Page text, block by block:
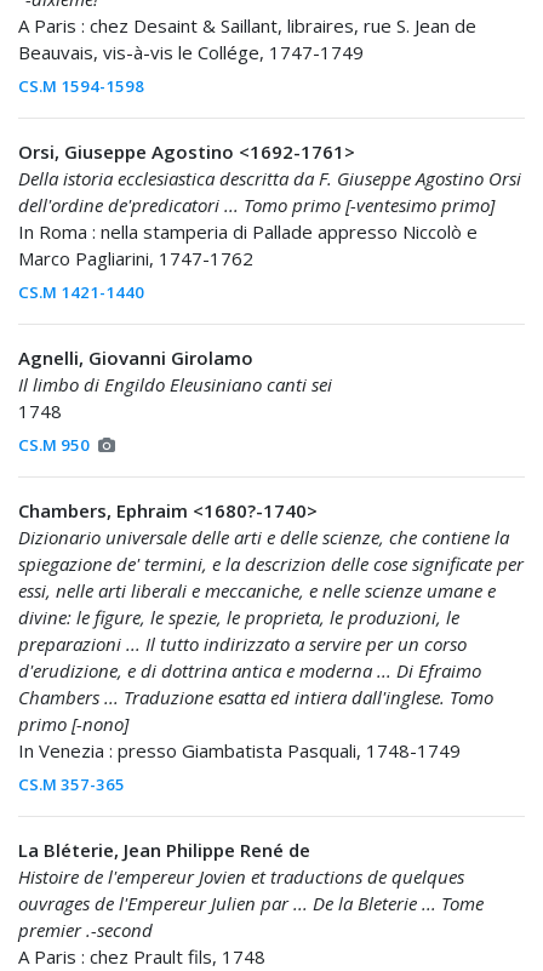
A Paris : chez Desaint & Saillant, libraires, rue S. Jean de
Beauvais, vis-à-vis le Collége, 1747-1749
CS.M 1594-1598
Orsi, Giuseppe Agostino <1692-1761>
Della istoria ecclesiastica descritta da F. Giuseppe Agostino Orsi
dell'ordine de'predicatori ... Tomo primo [-ventesimo primo]
In Roma : nella stamperia di Pallade appresso Niccolò e
Marco Pagliarini, 1747-1762
CS.M 1421-1440
Agnelli, Giovanni Girolamo
Il limbo di Engildo Eleusiniano canti sei
1748
CS.M 950
Chambers, Ephraim <1680?-1740>
Dizionario universale delle arti e delle scienze, che contiene la
spiegazione de' termini, e la descrizion delle cose significate per
essi, nelle arti liberali e meccaniche, e nelle scienze umane e
divine: le figure, le spezie, le proprieta, le produzioni, le
preparazioni ... Il tutto indirizzato a servire per un corso
d'erudizione, e di dottrina antica e moderna ... Di Efraimo
Chambers ... Traduzione esatta ed intiera dall'inglese. Tomo
primo [-nono]
In Venezia : presso Giambatista Pasquali, 1748-1749
CS.M 357-365
La Bléterie, Jean Philippe René de
Histoire de l'empereur Jovien et traductions de quelques
ouvrages de l'Empereur Julien par ... De la Bleterie ... Tome
premier .-second
A Paris : chez Prault fils, 1748